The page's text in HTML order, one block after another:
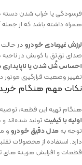
فرسودگی یا خراب شدن دسته‌
همراه داشته باشد که از جمله
لرزش غیرعادی خودرو در
صدای تق‌تق یا کوبش در ناحیه
احساس شُل شدن یا ناپایداری
تغییر وضعیت قرارگیری
نکات مهم هنگام
هنگام تهیه این قطعه،
اولیه با کیفیت تولید شده‌اند
توجه به مدل دقیق خودرو و
دارد. استفاده از محصولات
قطعات و افزایش هزینه‌ های